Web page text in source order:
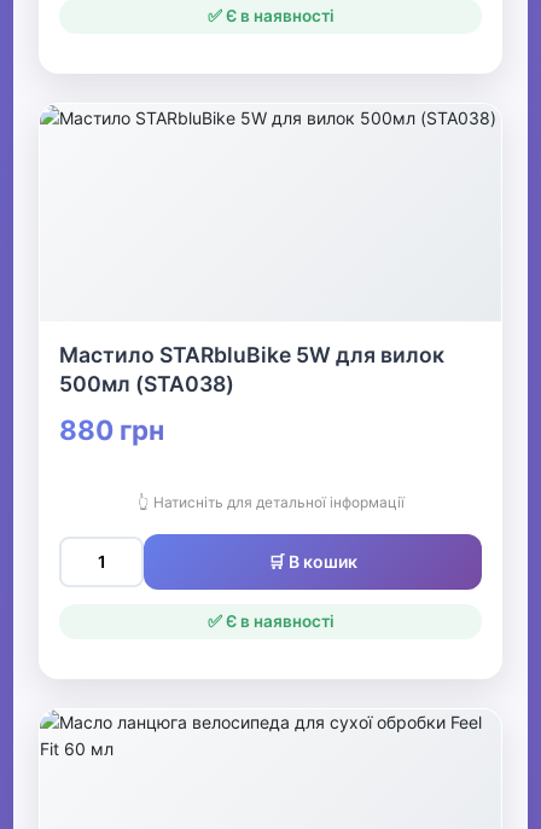
✅ Є в наявності
Мастило STARbluBike 5W для вилок
500мл (STA038)
880 грн
👆 Натисніть для детальної інформації
🛒 В кошик
✅ Є в наявності